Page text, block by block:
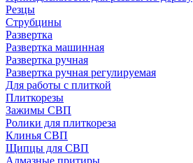
Резцы
Струбцины
Развертка
Развертка машинная
Развертка ручная
Развертка ручная регулируемая
Для работы с плиткой
Плиткорезы
Зажимы СВП
Ролики для плиткореза
Клинья СВП
Щипцы для СВП
Алмазные притиры